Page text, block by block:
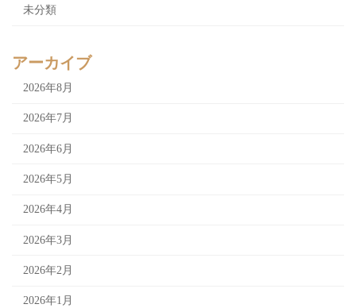
未分類
アーカイブ
2026年8月
2026年7月
2026年6月
2026年5月
2026年4月
2026年3月
2026年2月
2026年1月